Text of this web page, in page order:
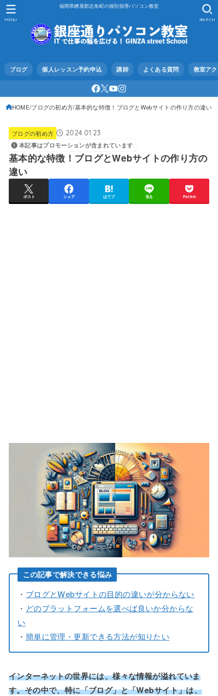
福岡県糟屋郡志免町の個別指導パソコン教室
ブログ 個人レッスン予約申込 講師 よくある質問 教室ア
SEARCH
MENU
HOME ブログの初め方 基本的な特徴！ブログとWebサイトの作り方の違い
ブログの初め方 2024.01.23
本記事はプロモーションが含まれています
基本的な特徴！ブログとWebサイトの作り方の
違い
ポスト シェア はてブ 送る Pocket
この記事で解決できる悩み
・ ブログとWebサイトの目的の違いが分からない
・ どのプラットフォームを選べば良いか分からな
い
・ 簡単に管理・更新できる方法が知りたい
インターネットの世界には、様々な情報が溢れていま
す。その中で、特に「ブログ」と「Webサイト」は、